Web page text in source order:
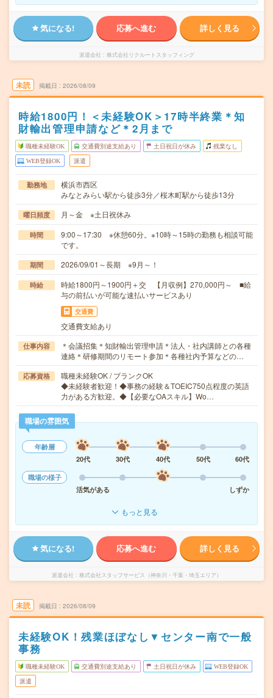
気になる! 応募へ進む 詳しく見る
派遣会社 株式会社リクルートスタッフィング
未読 掲載日 2026/08/09
時給1800円！＜未経験OK＞17時半終業＊知
財輸出管理申請など＊2月まで
職種未経験OK 交通費別途支給あり 土日祝日が休み 残業なし
WEB登録OK 派遣
勤務地
横浜市西区
みなとみらい駅から徒歩3分／桜木町駅から徒歩13分
曜日頻度 月～金 ※土日祝休み
時間
9:00～17:30 ※休憩60分。※10時～15時の勤務も相談可能
です。
期間 2026/09/01～長期 ※9月～！
時給
時給1800円～1900円＋交 【月収例】270,000円～ ■給
与の前払いが可能な速払いサービスあり
交通費
交通費支給あり
仕事内容
＊会議招集＊知財輸出管理申請＊法人・社内講師との各種
連絡＊研修期間のリモート参加＊各種社内予算などの…
応募資格
職種未経験OK / ブランクOK
◆未経験者歓迎！◆事務の経験＆TOEIC750点程度の英語
力がある方歓迎。◆【必要なOAスキル】Wo…
職場の雰囲気
年齢層
20代
30代 40代 50代
60代
職場の様子
活気がある
しずか
もっと見る
気になる! 応募へ進む 詳しく見る
派遣会社 株式会社スタッフサービス（神奈川・千葉・埼玉エリア）
未読 掲載日 2026/08/09
未経験OK！残業ほぼなし▼センター南で一般
事務
職種未経験OK 交通費別途支給あり 土日祝日が休み WEB登録OK
派遣